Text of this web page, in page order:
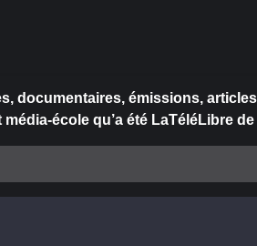
documentaires, émissions,
école qu’a été LaTéléLibre de